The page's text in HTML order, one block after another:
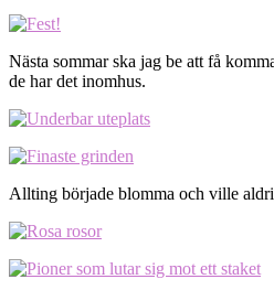
Nästa sommar ska jag be att få
de har det inomhus.
Allting började blomma och ville